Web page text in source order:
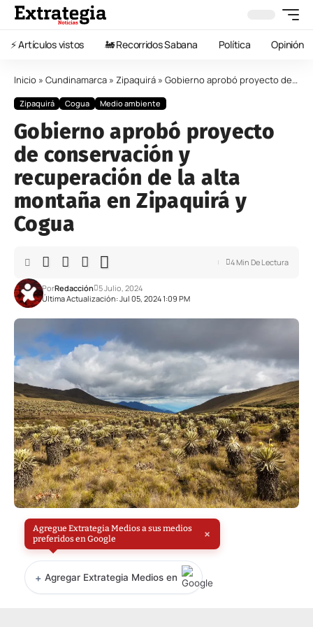
⚡️ Artículos vistos 🚂 Recorridos Sabana Política Opinión
Inicio » Cundinamarca » Zipaquirá » Gobierno aprobó proyecto de conservación y recuperación de la alta montaña en Zipaquirá y Cogua
Zipaquirá Cogua Medio ambiente
Gobierno aprobó proyecto
de conservación y
recuperación de la alta
montaña en Zipaquirá y
Cogua
Última Actualización: Jul 05, 2024 1:09 PM
PorRedacción 5 Julio, 2024
4 Min De Lectura
Agregue Extrategia Medios a sus medios
preferidos en Google
×
+ Agregar Extrategia Medios en